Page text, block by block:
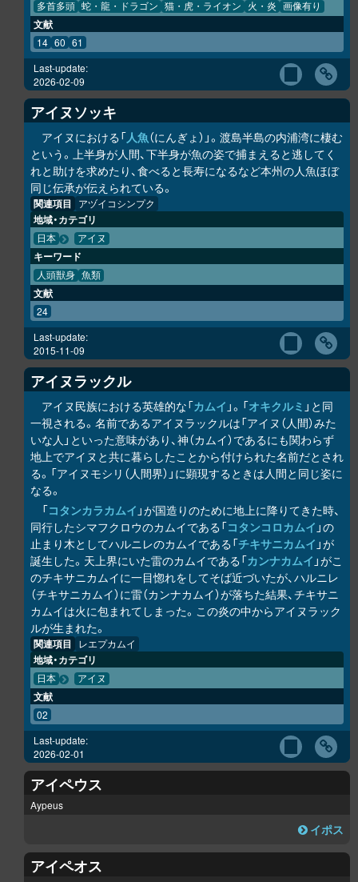
多首多頭 蛇・龍・ドラゴン 猫・虎・ライオン 火・炎 画像有り
文献
14 60 61
Last-update:
2026-02-09
アイヌソッキ
アイヌにおける「人魚（にんぎょ）」。渡島半島の内浦湾に棲む
という。上半身が人間、下半身が魚の姿で捕まえると逃してく
れと助けを求めたり、食べると長寿になるなど本州の人魚ほぼ
同じ伝承が伝えられている。
関連項目 アヅイコシンプク
地域・カテゴリ
日本 アイヌ
キーワード
人頭獣身 魚類
文献
24
Last-update:
2015-11-09
アイヌラックル
アイヌ民族における英雄的な「カムイ 」。「オキクルミ 」と同
一視される。名前であるアイヌラックルは「アイヌ（人間）みた
いな人」といった意味があり、神（カムイ）であるにも関わらず
地上でアイヌと共に暮らしたことから付けられた名前だとされ
る。「アイヌモシ リ （人間界）」に顕現するときは人間と同じ姿に
なる。
「コタンカラ カムイ 」が国造りのために地上に降りてきた時、
同行したシマフクロウのカムイである「コタンコ ロ カムイ 」の
止まり木としてハルニレのカムイである「チキサニカムイ 」が
誕生した。天上界にいた雷のカムイである「カンナカムイ 」がこ
のチキサニカムイに一目惚れをしてそば近づいたが、ハルニレ
（チキサニカムイ）に雷（カンナカムイ）が落ちた結果、チキサニ
カムイは火に包まれてしまった。この炎の中からアイヌラック
ルが生まれた。
関連項目 レエプカムイ
地域・カテゴリ
日本 アイヌ
文献
02
Last-update:
2026-02-01
アイペウス
Aypeus
イポス
アイペオス